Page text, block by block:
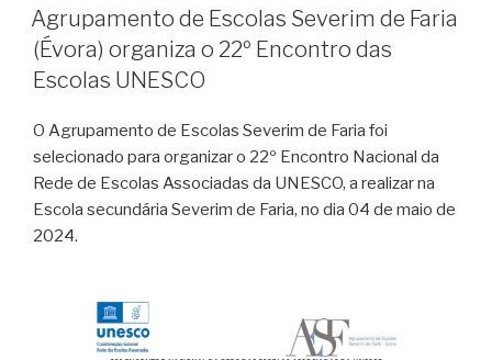
EM
Agrupamento de Escolas Severim de Faria
(Évora) organiza o 22º Encontro das
Escolas UNESCO
O Agrupamento de Escolas Severim de Faria foi
selecionado para organizar o 22º Encontro Nacional da
Rede de Escolas Associadas da UNESCO, a realizar na
Escola secundária Severim de Faria, no dia 04 de maio de
2024.